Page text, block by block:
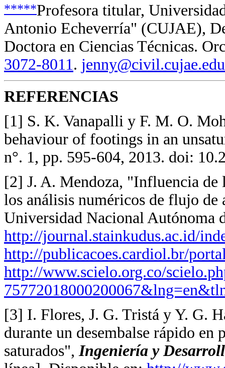
*****Profesora titular,
Antonio Echeverría" (CUJAE),
Doctora en Ciencias Técnicas.
3072-8011.
REFERENCIAS
[1] S. K. Vanapalli y F. M. O.
behaviour of footings in an
n°. 1, pp. 595-604, 2013. doi:
[2] J. A. Mendoza, "Influencia de
los análisis numéricos de flujo
Universidad Nacional Autónoma
http://journal.stainkudus.ac.id/
http://publicacoes.cardiol.br/
http://www.scielo.org.co/
[3] I. Flores, J. G. Tristá y Y. G.
durante un desembalse rápido en
saturados",Ingeniería y